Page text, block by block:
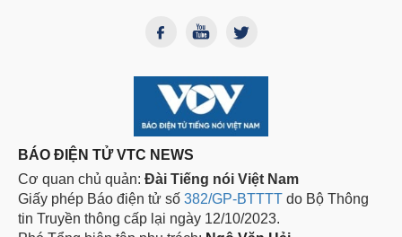
BÁO ĐIỆN TỬ VTC NEWS
Cơ quan chủ quản: Đài Tiếng nói Việt Nam
Giấy phép Báo điện tử số 382/GP-BTTTT do Bộ Thông
tin Truyền thông cấp lại ngày 12/10/2023.